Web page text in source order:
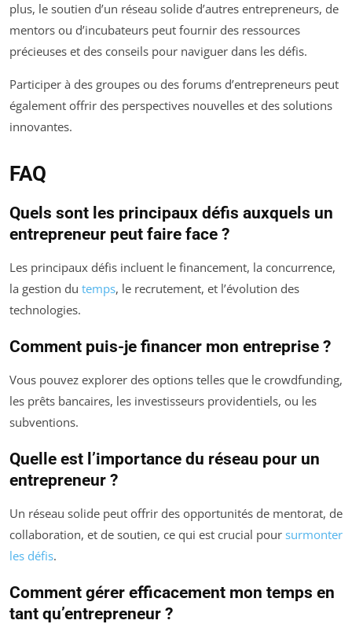
plus, le soutien d’un réseau solide d’autres entrepreneurs, de
mentors ou d’incubateurs peut fournir des ressources
précieuses et des conseils pour naviguer dans les défis.
Participer à des groupes ou des forums d’entrepreneurs peut
également offrir des perspectives nouvelles et des solutions
innovantes.
FAQ
Quels sont les principaux défis auxquels un
entrepreneur peut faire face ?
Les principaux défis incluent le financement, la concurrence,
la gestion du temps, le recrutement, et l’évolution des
technologies.
Comment puis-je financer mon entreprise ?
Vous pouvez explorer des options telles que le crowdfunding,
les prêts bancaires, les investisseurs providentiels, ou les
subventions.
Quelle est l’importance du réseau pour un
entrepreneur ?
Un réseau solide peut offrir des opportunités de mentorat, de
collaboration, et de soutien, ce qui est crucial pour surmonter
les défis.
Comment gérer efficacement mon temps en
tant qu’entrepreneur ?